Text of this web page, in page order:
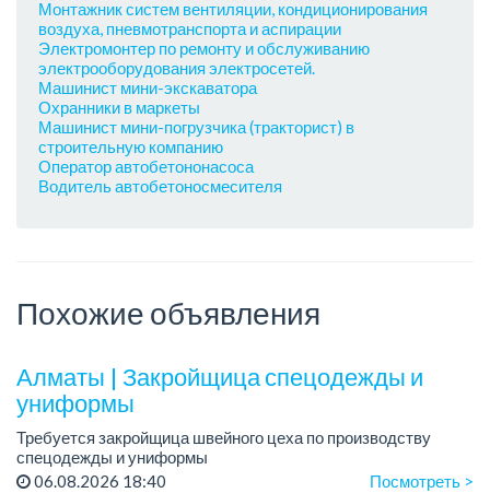
Монтажник систем вентиляции, кондиционирования
воздуха, пневмотранспорта и аспирации
Электромонтер по ремонту и обслуживанию
электрооборудования электросетей.
Машинист мини-экскаватора
Охранники в маркеты
Машинист мини-погрузчика (тракторист) в
строительную компанию
Оператор автобетононасоса
Водитель автобетоносмесителя
Похожие объявления
Алматы | Закройщица спецодежды и
униформы
Требуется закройщица швейного цеха по производству
спецодежды и униформы
Рабочий день с 9:00 до 18:00
06.08.2026 18:40 Посмотреть >